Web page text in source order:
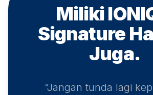
Miliki
Signature
Juga.
“Jangan tunda lagi